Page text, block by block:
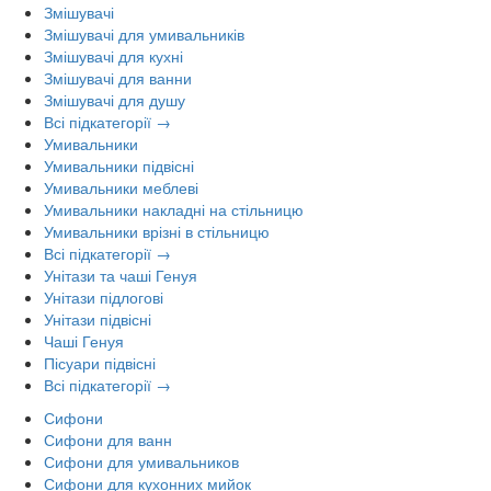
Змішувачі
Змішувачі для умивальників
Змішувачі для кухні
Змішувачі для ванни
Змішувачі для душу
Всі підкатегорії →
Умивальники
Умивальники підвісні
Умивальники меблеві
Умивальники накладні на стільницю
Умивальники врізні в стільницю
Всі підкатегорії →
Унітази та чаші Генуя
Унітази підлогові
Унітази підвісні
Чаші Генуя
Пісуари підвісні
Всі підкатегорії →
Сифони
Сифони для ванн
Сифони для умивальников
Сифони для кухонних мийок